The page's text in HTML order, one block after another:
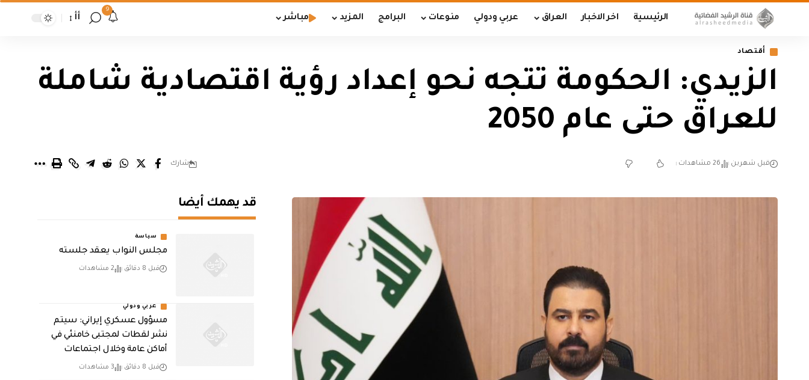
الرئيسية اخر الاخبار العراق عربي ودولي منوعات البرامج المزيد مباشر
9
أأ
أقتصاد
الزيدي: الحكومة تتجه نحو إعداد رؤية اقتصادية شاملة
للعراق حتى عام 2050
قبل شهرين 26 مشاهدات شارك
قد يهمك أيضا
سياسة
مجلس النواب يعقد جلسته
قبل 8 دقائق 2 مشاهدات
عربي ودولي
مسؤول عسكري إيراني: سيتم
نشر لقطات لمجتبى خامنئي في
أماكن عامة وخلال اجتماعات
قبل 8 دقائق 3 مشاهدات